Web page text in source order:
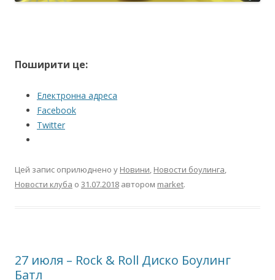
Поширити це:
Електронна адреса
Facebook
Twitter
Цей запис оприлюднено у Новини, Новости боулинга,
Новости клуба о 31.07.2018 автором market.
27 июля – Rock & Roll Диско Боулинг
Батл